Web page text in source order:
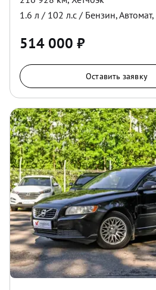
1.6 л / 102 л.с / Бензин,Автомат,
514 000 ₽
Оставить заявку